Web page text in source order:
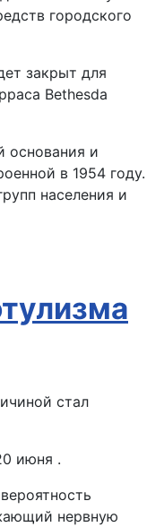
городского
закрыт для
Bethesda
основания и
в 1954 году.
населения и
стал
июня .
нервную